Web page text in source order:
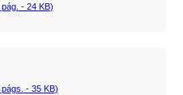
pág. - 24 KB)
págs. - 35 KB)